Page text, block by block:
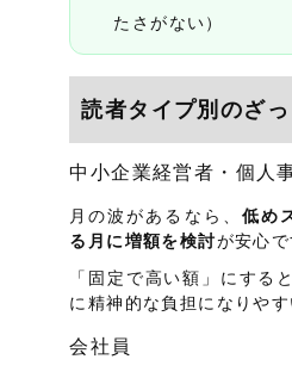
たさがない）
読者タイプ別のざ
中小企業経営者・個人
月の波があるなら、 低め
る月に増額を検討が安心で
「固定で高い額」にする
に精神的な負担になりやす
会社員